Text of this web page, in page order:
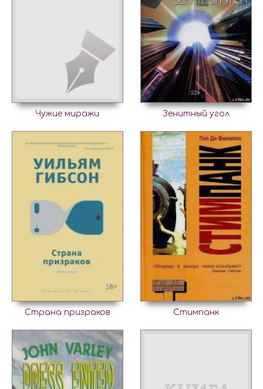
Чужие миражи Зенитный угол
Страна призраков Стимпанк